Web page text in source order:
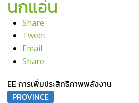
นกแอ่น
Share
Tweet
Email
Share
EE การเพิ่มประสิทธิภาพพลังงาน
PROVINCE